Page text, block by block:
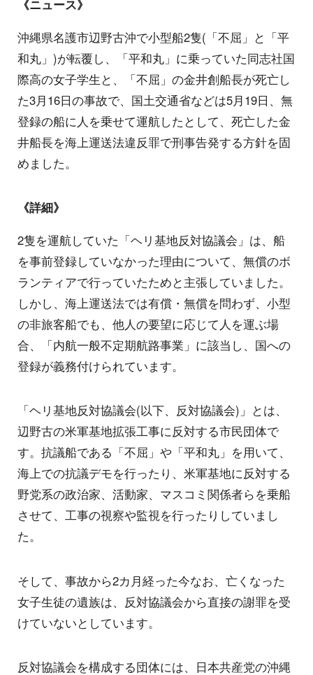
《ニュース》
沖縄県名護市辺野古沖で小型船2隻(「不屈」と「平
和丸」)が転覆し、「平和丸」に乗っていた同志社国
際高の女子学生と、「不屈」の金井創船長が死亡し
た3月16日の事故で、国土交通省などは5月19日、無
登録の船に人を乗せて運航したとして、死亡した金
井船長を海上運送法違反罪で刑事告発する方針を固
めました。
《詳細》
2隻を運航していた「ヘリ基地反対協議会」は、船
を事前登録していなかった理由について、無償のボ
ランティアで行っていたためと主張していました。
しかし、海上運送法では有償・無償を問わず、小型
の非旅客船でも、他人の要望に応じて人を運ぶ場
合、「内航一般不定期航路事業」に該当し、国への
登録が義務付けられています。
「ヘリ基地反対協議会(以下、反対協議会)」とは、
辺野古の米軍基地拡張工事に反対する市民団体で
す。抗議船である「不屈」や「平和丸」を用いて、
海上での抗議デモを行ったり、米軍基地に反対する
野党系の政治家、活動家、マスコミ関係者らを乗船
させて、工事の視察や監視を行ったりしていまし
た。
そして、事故から2カ月経った今なお、亡くなった
女子生徒の遺族は、反対協議会から直接の謝罪を受
けていないとしています。
反対協議会を構成する団体には、日本共産党の沖縄